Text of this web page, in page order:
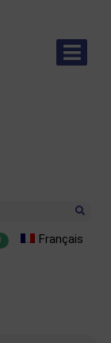
Français